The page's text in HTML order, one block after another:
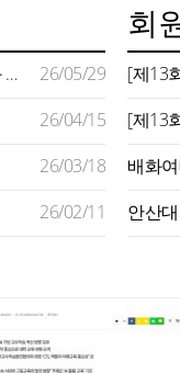
2026년 상반기 세미나: AI 시대 교육혁신과 미래형 교수학습 지원
26/05/29
26/04/15
26/03/18
26/02/11
회